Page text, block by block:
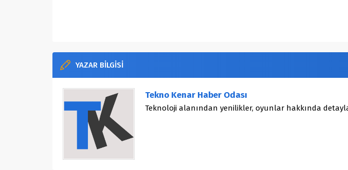
YAZAR BİLGİSİ
Tekno Kenar Haber Odası
Teknoloji alanından yenilikler, oyunlar hakkında